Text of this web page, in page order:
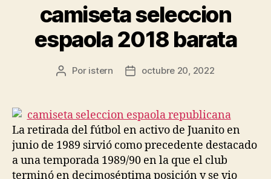
camiseta seleccion
espaola 2018 barata
Autor
entrada
Por istern
Fecha
entrada
octubre 20, 2022
La retirada del fútbol en activo de Juanito en
junio de 1989 sirvió como precedente destacado
a una temporada 1989/90 en la que el club
terminó en decimoséptima posición y se vio